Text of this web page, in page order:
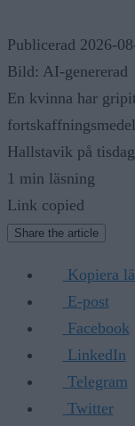
Publicerad 2026-
Bild: AI-genererad
En kvinna har
Hallstavik på
1 min läsning
Link copied
Share the article
Kopiera
E-post
Facebook
LinkedIn
Telegram
Twitter